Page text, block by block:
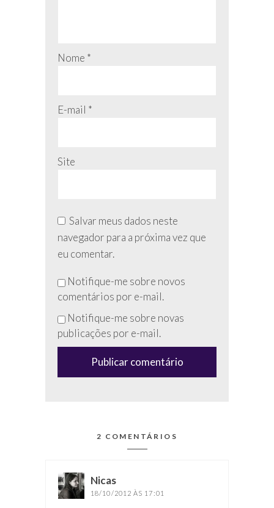
Nome *
E-mail *
Site
Salvar meus dados neste
navegador para a próxima vez que
eu comentar.
Não
preencha
esse
campo
(anti-
Notifique-me sobre novos
comentários por e-mail.
Notifique-me sobre novas
publicações por e-mail.
2 COMENTÁRIOS
Nicas
18/10/2012 ÀS 17:01